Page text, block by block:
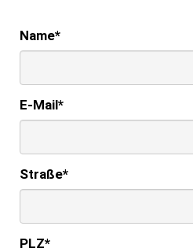
Name*
E-Mail*
Straße*
PLZ*